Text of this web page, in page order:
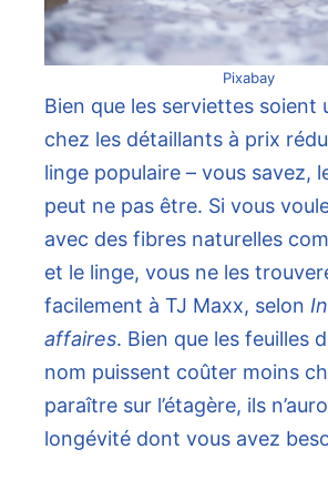
Pixabay
Bien que les serviettes soient
chez les détaillants à prix
linge populaire – vous savez,
peut ne pas être. Si vous
avec des fibres naturelles
et le linge, vous ne les
facilement à TJ Maxx, selon
affaires. Bien que les feuilles
nom puissent coûter moins
paraître sur l’étagère, ils
longévité dont vous avez